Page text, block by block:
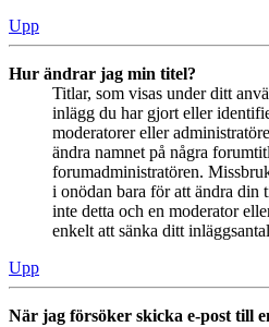
Upp
Hur ändrar jag min titel?
Titlar, som visas under ditt
inlägg du har gjort eller
moderatorer eller
ändra namnet på några
forumadministratören.
i onödan bara för att ändra din
inte detta och en moderator
enkelt att sänka ditt
Upp
När jag försöker skicka e-post till